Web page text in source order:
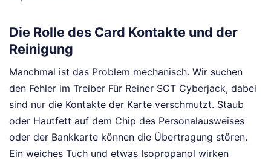
Die Rolle des Card Kontakte und der
Reinigung
Manchmal ist das Problem mechanisch. Wir suchen
den Fehler im Treiber Für Reiner SCT Cyberjack, dabei
sind nur die Kontakte der Karte verschmutzt. Staub
oder Hautfett auf dem Chip des Personalausweises
oder der Bankkarte können die Übertragung stören.
Ein weiches Tuch und etwas Isopropanol wirken